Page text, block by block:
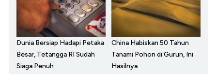
Dunia Bersiap Hadapi Petaka
Besar, Tetangga RI Sudah
Siaga Penuh
China Habiskan 50 Tahun
Tanami Pohon di Gurun, Ini
Hasilnya